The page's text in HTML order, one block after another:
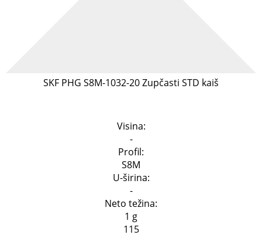
SKF PHG S8M-1032-20 Zupčasti STD kaiš
Visina:
-
Profil:
S8M
U-širina:
-
Neto težina:
1 g
115